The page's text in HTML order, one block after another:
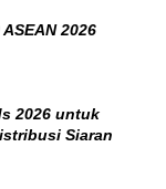
2026
2026 untuk
Siaran